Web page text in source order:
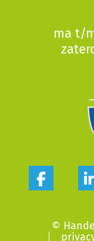
ma t/
©